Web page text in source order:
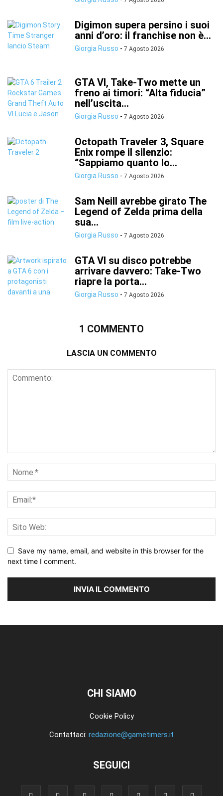
Digimon supera persino i suoi
anni d’oro: il franchise non è...
Giorgia Russo - 7 Agosto 2026
GTA VI, Take-Two mette un
freno ai timori: “Alta fiducia”
nell’uscita...
Giorgia Russo - 7 Agosto 2026
Octopath Traveler 3, Square
Enix rompe il silenzio:
“Sappiamo quanto lo...
Giorgia Russo - 7 Agosto 2026
Sam Neill avrebbe girato The
Legend of Zelda prima della
sua...
Giorgia Russo - 7 Agosto 2026
GTA VI su disco potrebbe
arrivare davvero: Take-Two
riapre la porta...
Giorgia Russo - 7 Agosto 2026
1 COMMENTO
LASCIA UN COMMENTO
Save my name, email, and website in this browser for the
next time I comment.
CHI SIAMO
Cookie Policy
Contattaci: redazione@gametimers.it
SEGUICI